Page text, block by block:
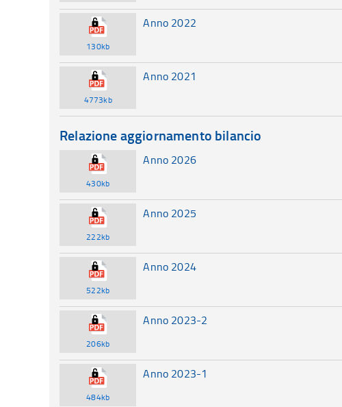
130kb
Anno 2022
4773kb
Anno 2021
Relazione aggiornamento bilancio
430kb
Anno 2026
222kb
Anno 2025
522kb
Anno 2024
206kb
Anno 2023-2
484kb
Anno 2023-1